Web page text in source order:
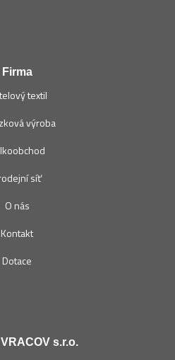
Firma
textil
výroba
síť
O nás
Kontakt
Dotace
s.r.o.